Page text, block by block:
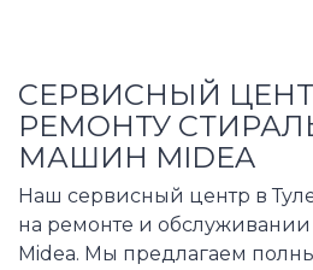
СЕРВИСНЫЙ
РЕМОНТУ
МАШИН MIDEA
Наш сервисный центр в
на ремонте и
Midea. Мы предлагаем